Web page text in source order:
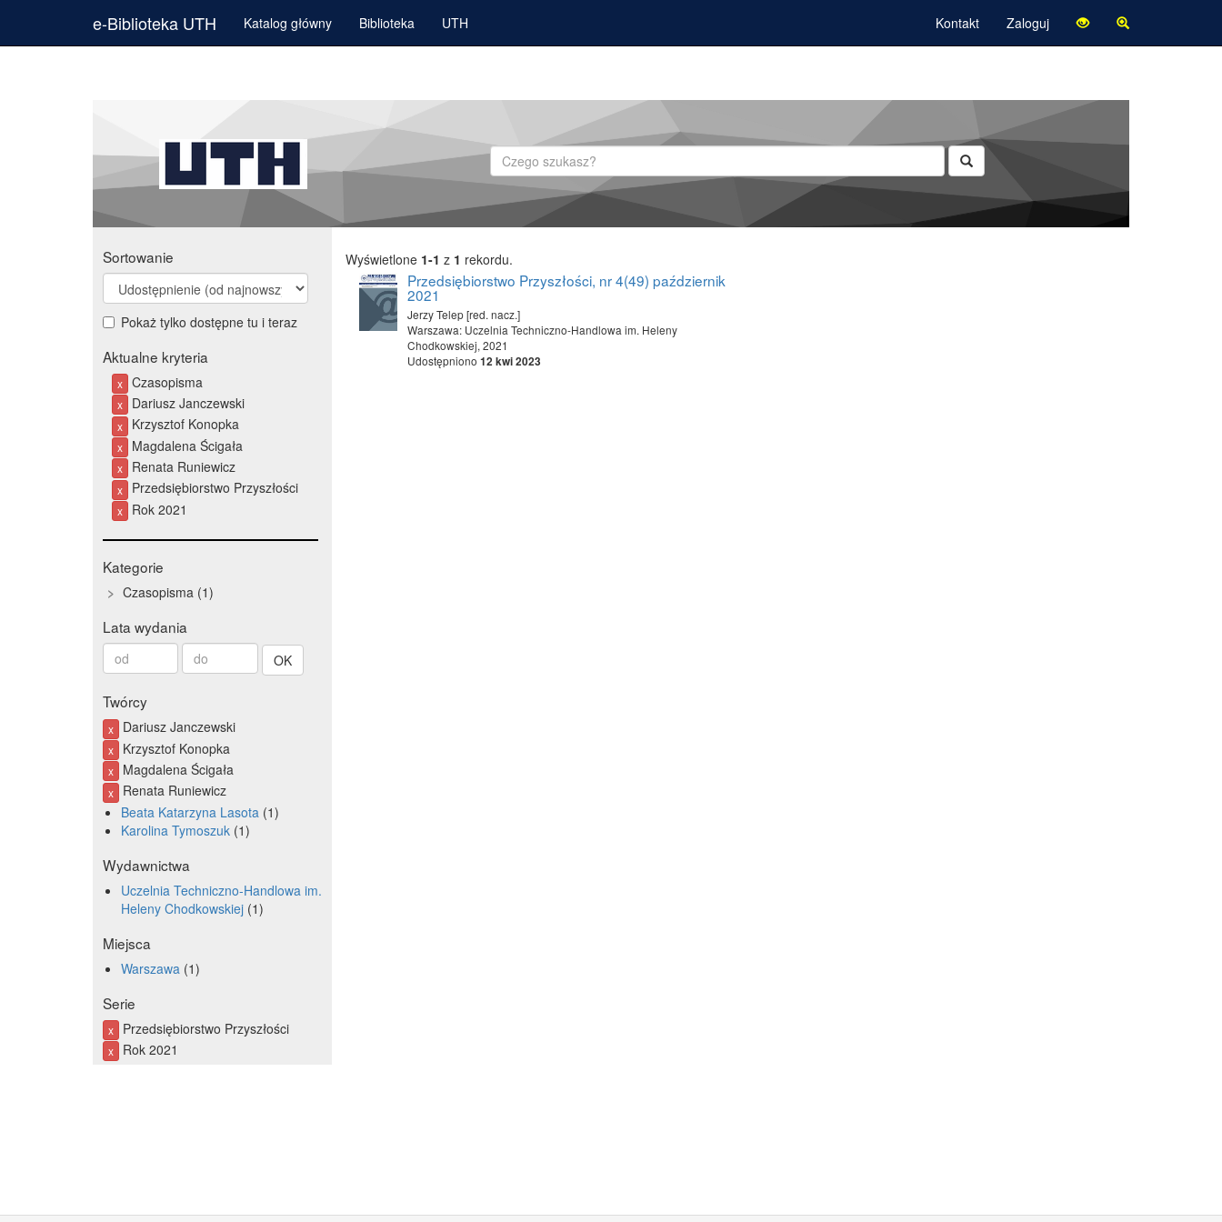
e-Biblioteka UTH Katalog główny Biblioteka UTH Kontakt Zaloguj
Szukaj
Sortowanie
Pokaż tylko dostępne tu i teraz
Aktualne kryteria
x Czasopisma
x Dariusz Janczewski
x Krzysztof Konopka
x Magdalena Ścigała
x Renata Runiewicz
x Przedsiębiorstwo Przyszłości
x Rok 2021
Kategorie
Czasopisma 1
Lata wydania
Od
roku
Do
roku
Twórcy
x Dariusz Janczewski
x Krzysztof Konopka
x Magdalena Ścigała
x
Renata Runiewicz
Beata Katarzyna Lasota 1
Karolina Tymoszuk 1
Wydawnictwa
Uczelnia Techniczno-Handlowa im.
Heleny Chodkowskiej 1
Miejsca
Warszawa 1
Serie
x Przedsiębiorstwo Przyszłości
x Rok 2021
Wyświetlone 1-1 z 1 rekordu.
Przedsiębiorstwo Przyszłości, nr 4(49) październik
2021
Jerzy Telep [red. nacz.]
Warszawa: Uczelnia Techniczno-Handlowa im. Heleny
Chodkowskiej, 2021
Udostępniono 12 kwi 2023